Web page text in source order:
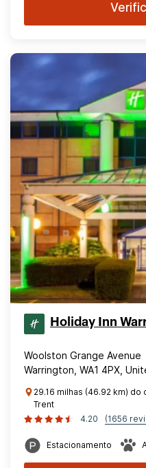
Holiday Inn
Woolston Grange Avenue
Warrington, WA1 4PX,
29.16 milhas (46.92 km)
Trent
4.20
(1656
Estacionamento